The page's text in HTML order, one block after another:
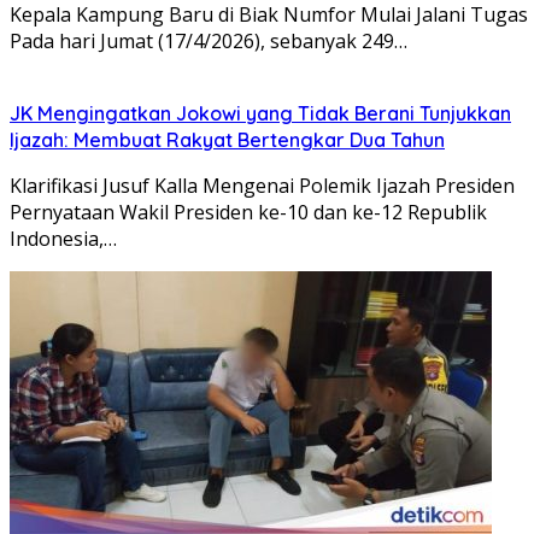
Kepala Kampung Baru di Biak Numfor Mulai Jalani Tugas
Pada hari Jumat (17/4/2026), sebanyak 249…
JK Mengingatkan Jokowi yang Tidak Berani Tunjukkan
Ijazah: Membuat Rakyat Bertengkar Dua Tahun
Klarifikasi Jusuf Kalla Mengenai Polemik Ijazah Presiden
Pernyataan Wakil Presiden ke-10 dan ke-12 Republik
Indonesia,…